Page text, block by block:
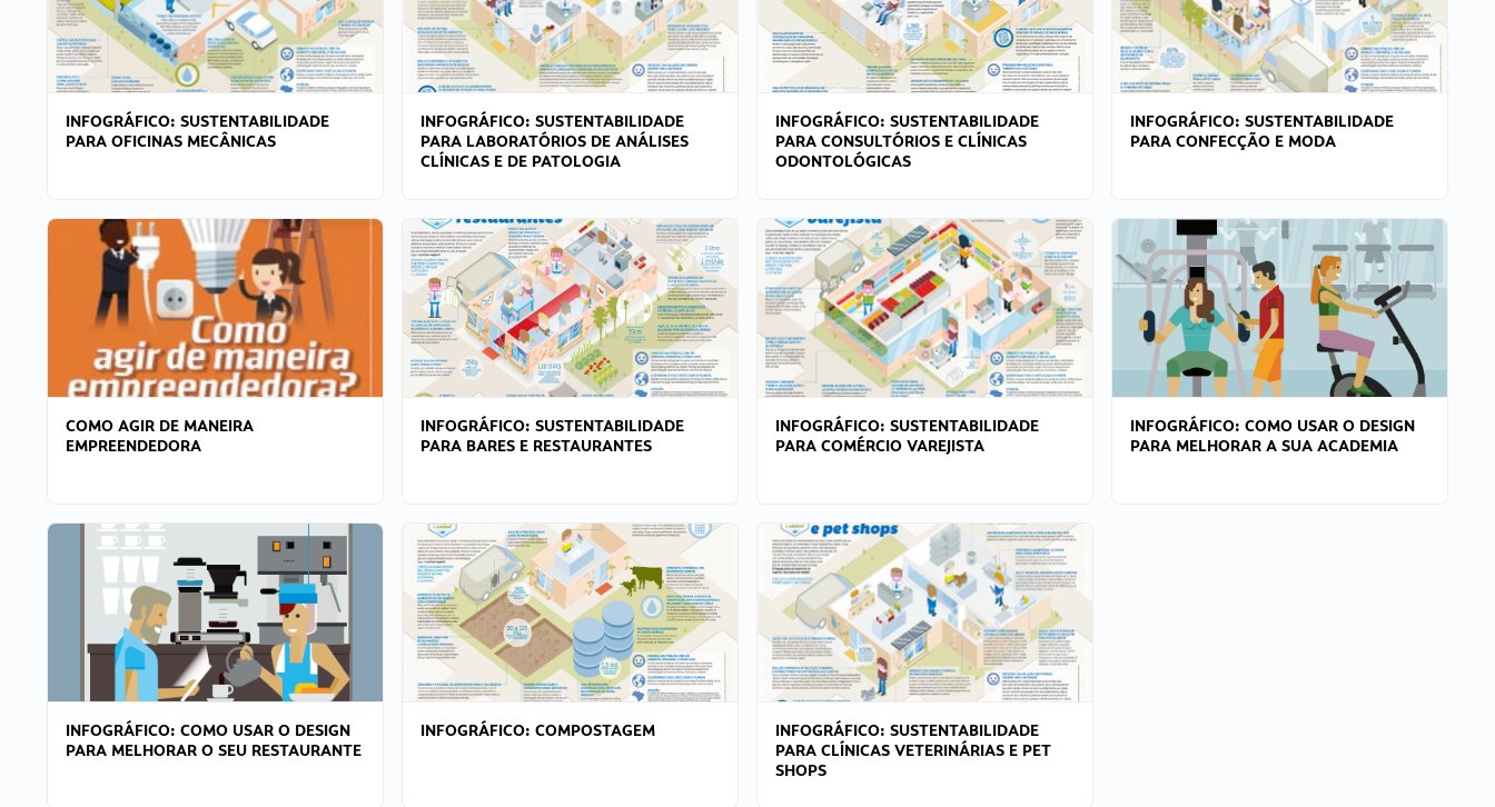
INFOGRÁFICO: SUSTENTABILIDADE
PARA OFICINAS MECÂNICAS
INFOGRÁFICO: SUSTENTABILIDADE
PARA LABORATÓRIOS DE ANÁLISES
CLÍNICAS E DE PATOLOGIA
INFOGRÁFICO: SUSTENTABILIDADE
PARA CONSULTÓRIOS E CLÍNICAS
ODONTOLÓGICAS
INFOGRÁFICO: SUSTENTABILIDADE
PARA CONFECÇÃO E MODA
COMO AGIR DE MANEIRA
EMPREENDEDORA
INFOGRÁFICO: SUSTENTABILIDADE
PARA BARES E RESTAURANTES
INFOGRÁFICO: SUSTENTABILIDADE
PARA COMÉRCIO VAREJISTA
INFOGRÁFICO: COMO USAR O DESIGN
PARA MELHORAR A SUA ACADEMIA
INFOGRÁFICO: COMO USAR O DESIGN
PARA MELHORAR O SEU RESTAURANTE
INFOGRÁFICO: COMPOSTAGEM
INFOGRÁFICO: SUSTENTABILIDADE
PARA CLÍNICAS VETERINÁRIAS E PET
SHOPS